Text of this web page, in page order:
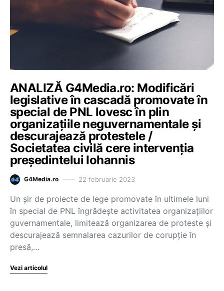
ANALIZĂ G4Media.ro: Modificări
legislative în cascadă promovate în
special de PNL lovesc în plin
organizațiile neguvernamentale și
descurajează protestele /
Societatea civilă cere intervenția
președintelui Iohannis
G4Media.ro 22 februarie 2023
Un șir de proiecte de lege promovate în ultimele luni
în special de PNL îngrădește activitatea organizațiilor
guvernamentale, limitează organizarea de proteste și
descurajează semnalarea cazurilor de corupție în
presă,…
Vezi articolul